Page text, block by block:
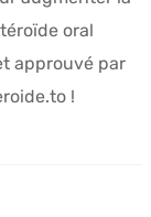
oral
approuvé par
!